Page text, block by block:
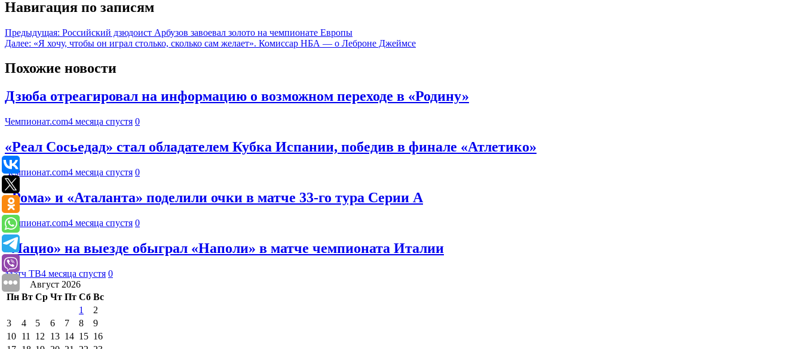
Навигация по записям
Предыдущая: Российский дзюдоист Арбузов завоевал золото на чемпионате Европы
Далее: «Я хочу, чтобы он играл столько, сколько сам желает». Комиссар НБА — о Леброне Джеймсе
Похожие новости
Дзюба отреагировал на информацию о возможном переходе в «Родину»
Чемпионат.com4 месяца спустя 0
«Реал Сосьедад» стал обладателем Кубка Испании, победив в финале «Атлетико»
Чемпионат.com4 месяца спустя 0
«Рома» и «Аталанта» поделили очки в матче 33-го тура Серии А
Чемпионат.com4 месяца спустя 0
«Лацио» на выезде обыграл «Наполи» в матче чемпионата Италии
Матч ТВ4 месяца спустя 0
Август 2026
Пн Вт Ср Чт Пт Сб Вс
1
2
3
4 5 6 7 8
9
10 11 12 13 14 15 16